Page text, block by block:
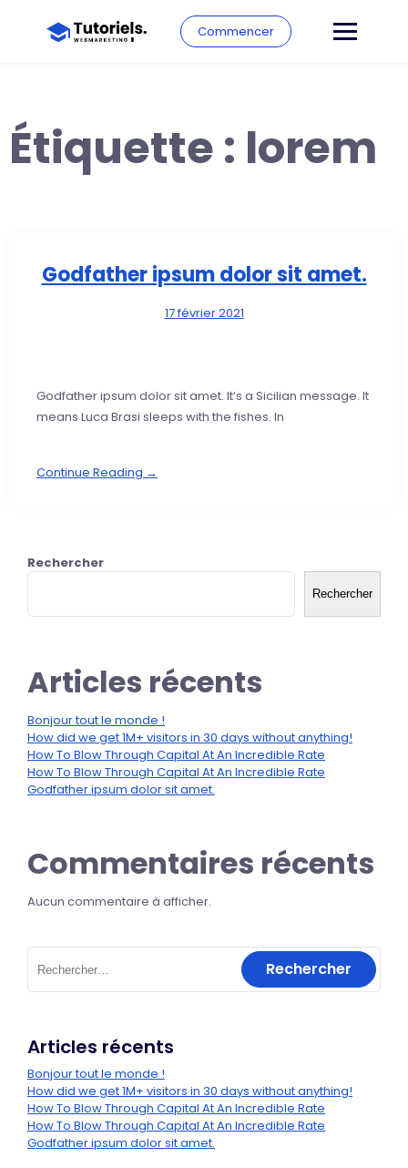
Commencer
Étiquette : lorem
Godfather ipsum dolor sit amet.
17 février 2021
Godfather ipsum dolor sit amet. It’s a Sicilian message. It
means Luca Brasi sleeps with the fishes. In
Continue Reading →
Rechercher
Rechercher
Articles récents
Bonjour tout le monde !
How did we get 1M+ visitors in 30 days without anything!
How To Blow Through Capital At An Incredible Rate
How To Blow Through Capital At An Incredible Rate
Godfather ipsum dolor sit amet.
Commentaires récents
Aucun commentaire à afficher.
Articles récents
Bonjour tout le monde !
How did we get 1M+ visitors in 30 days without anything!
How To Blow Through Capital At An Incredible Rate
How To Blow Through Capital At An Incredible Rate
Godfather ipsum dolor sit amet.